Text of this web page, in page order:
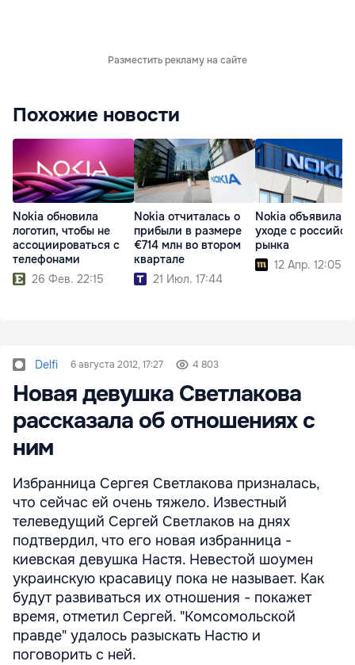
Разместить рекламу на сайте
Похожие новости
Nokia обновила
логотип, чтобы не
ассоциироваться с
телефонами
26 Фев. 22:15
Nokia отчиталась о
прибыли в размере
€714 млн во втором
квартале
21 Июл. 17:44
Nokia объявила
уходе с
рынка
12 Апр. 12:05
Delfi 6 августа 2012, 17:27 4 803
Новая девушка Светлакова
рассказала об отношениях с
ним
Избранница Сергея Светлакова призналась,
что сейчас ей очень тяжело. Известный
телеведущий Сергей Светлаков на днях
подтвердил, что его новая избранница -
киевская девушка Настя. Невестой шоумен
украинскую красавицу пока не называет. Как
будут развиваться их отношения - покажет
время, отметил Сергей. "Комсомольской
правде" удалось разыскать Настю и
поговорить с ней.